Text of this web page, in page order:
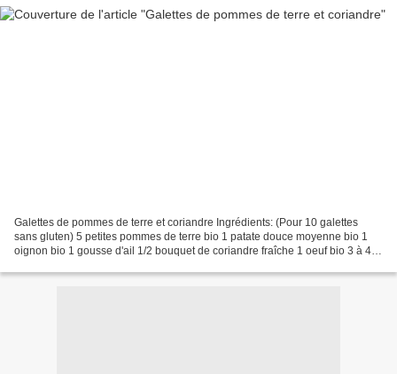
Galettes de pommes de terre et coriandre Ingrédients: (Pour 10 galettes
sans gluten) 5 petites pommes de terre bio 1 patate douce moyenne bio 1
oignon bio 1 gousse d'ail 1/2 bouquet de coriandre fraîche 1 oeuf bio 3 à 4